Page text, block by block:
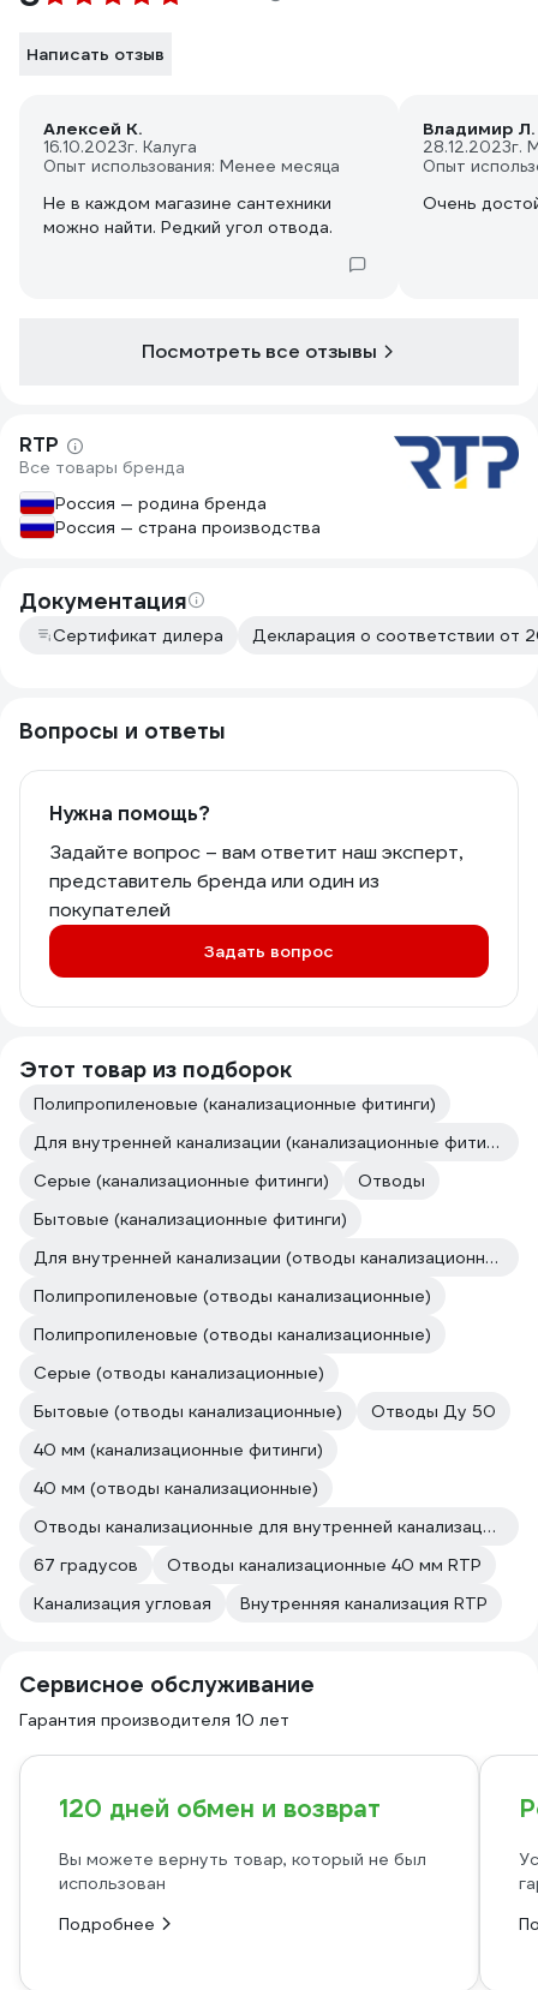
Написать отзыв
Алексей К.
16.10.2023г. Калуга
Опыт использования: Менее месяца
Не в каждом магазине сантехники
можно найти. Редкий угол отвода.
Владимир Л.
28.12.2023г.
Опыт
Очень
Посмотреть все отзывы
RTP
Все товары бренда
Россия — родина бренда
Россия — страна производства
Документация
Сертификат дилера Декларация о соответствии от
Вопросы и ответы
Нужна помощь?
Задайте вопрос – вам ответит наш эксперт,
представитель бренда или один из
покупателей
Задать вопрос
Этот товар из подборок
Полипропиленовые (канализационные фитинги)
Для внутренней канализации (канализационные фитинги)
Серые (канализационные фитинги)
Отводы
Бытовые (канализационные фитинги)
Для внутренней канализации (отводы канализационные)
Полипропиленовые (отводы канализационные)
Полипропиленовые (отводы канализационные)
Серые (отводы канализационные)
Бытовые (отводы канализационные)
Отводы Ду 50
40 мм (канализационные фитинги)
40 мм (отводы канализационные)
Отводы канализационные для внутренней канализации RTP
67 градусов
Отводы канализационные 40 мм RTP
Канализация угловая
Внутренняя канализация RTP
Сервисное обслуживание
Гарантия производителя 10 лет
120 дней обмен и возврат
Вы можете вернуть товар, который не был
использован
Подробнее